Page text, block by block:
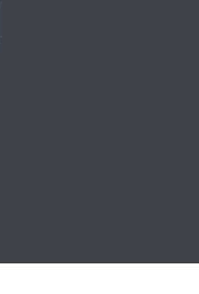
Ringier.